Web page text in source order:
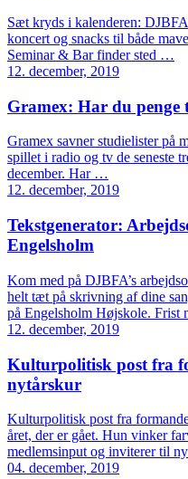
Sæt kryds i kalenderen:
koncert og snacks til både
Seminar & Bar finder sted …
12. december, 2019
Gramex: Har du penge
Gramex savner studielister på
spillet i radio og tv de seneste
december. Har …
12. december, 2019
Tekstgenerator:
Engelsholm
Kom med på DJBFA’s
helt tæt på skrivning af dine
på Engelsholm Højskole. Frist
12. december, 2019
Kulturpolitisk post fra
nytårskur
Kulturpolitisk post fra
året, der er gået. Hun vinker
medlemsinput og inviterer til
04. december, 2019